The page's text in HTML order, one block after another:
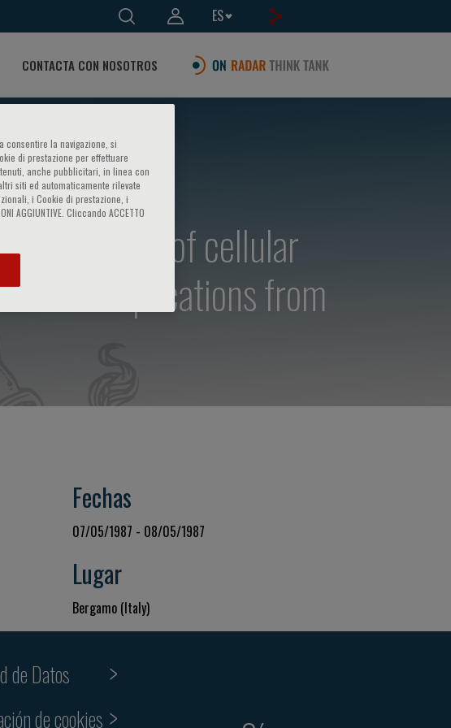
ES
CONTACTA CON NOSOTROS
- The role of cellular
implications from
Fechas
07/05/1987 - 08/05/1987
Lugar
Bergamo (Italy)
de Datos
de cookies
consentire la navigazione, si
di prestazione per effettuare
anche pubblicitari, in linea con
siti ed automaticamente rilevate
i Cookie di prestazione, i
AGGIUNTIVE. Cliccando ACCETTO